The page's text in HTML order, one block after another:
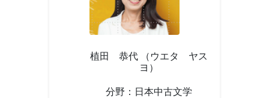
植田 恭代 （ウエタ ヤス
ヨ）
分野：日本中古文学